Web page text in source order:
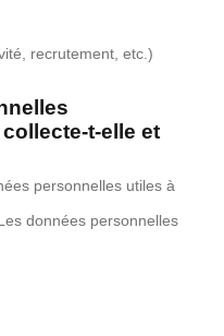
recrutement, etc.)
t-elle et
personnelles utiles à
données personnelles